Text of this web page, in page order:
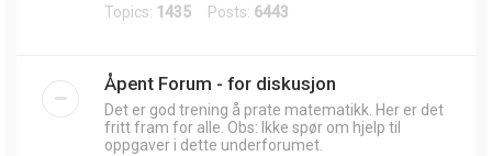
Topics: 1435 Posts: 6443
Åpent Forum - for diskusjon
Det er god trening å prate matematikk. Her er det
fritt fram for alle. Obs: Ikke spør om hjelp til
oppgaver i dette underforumet.